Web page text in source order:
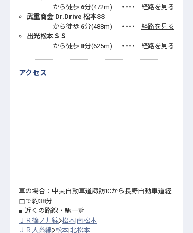
から徒歩 6分(472m) ・・・・
経路を見る
武重商会 Dr.Drive 松本SS
から徒歩 6分(488m) ・・・・
経路を見る
出光松本ＳＳ
から徒歩 8分(625m) ・・・・ 経路を見る
アクセス
車の場合：中央自動車道諏訪ICから長野自動車道経
由で約38分
近くの路線・駅一覧
ＪＲ篠ノ井線 松本 南松本
ＪＲ大糸線 松本 北松本